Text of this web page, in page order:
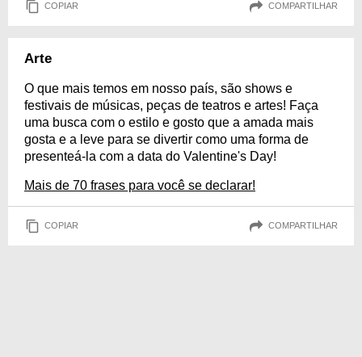
COPIAR COMPARTILHAR
Arte
O que mais temos em nosso país, são shows e
festivais de músicas, peças de teatros e artes! Faça
uma busca com o estilo e gosto que a amada mais
gosta e a leve para se divertir como uma forma de
presenteá-la com a data do Valentine's Day!
Mais de 70 frases para você se declarar!
COPIAR COMPARTILHAR